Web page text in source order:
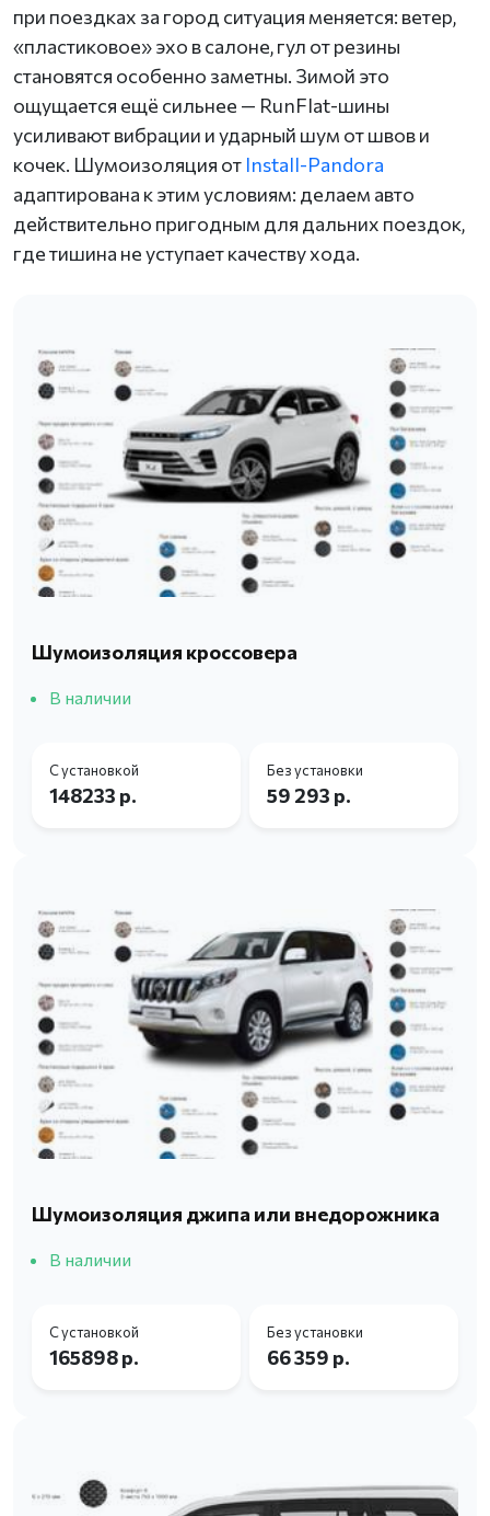
при поездках за город ситуация меняется: ветер,
«пластиковое» эхо в салоне, гул от резины
становятся особенно заметны. Зимой это
ощущается ещё сильнее — RunFlat-шины
усиливают вибрации и ударный шум от швов и
кочек. Шумоизоляция от Install-Pandora
адаптирована к этим условиям: делаем авто
действительно пригодным для дальних поездок,
где тишина не уступает качеству хода.
Шумоизоляция кроссовера
В наличии
С установкой
148233 р.
Без установки
59 293 р.
Шумоизоляция джипа или внедорожника
В наличии
С установкой
165898 р.
Без установки
66 359 р.